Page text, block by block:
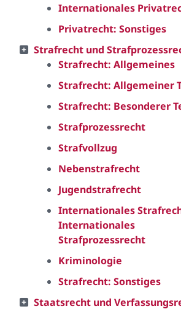
Internationales
Privatrecht: Sonstiges
Strafrecht und
Strafrecht: Allgemeines
Strafrecht: Allgemeiner
Strafrecht: Besonderer
Strafprozessrecht
Strafvollzug
Nebenstrafrecht
Jugendstrafrecht
Internationales
Internationales
Strafprozessrecht
Kriminologie
Strafrecht: Sonstiges
Staatsrecht und